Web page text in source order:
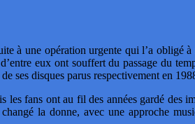
à une opération urgente qui l’a obligé
eux ont souffert du passage du
ses disques parus respectivement en
fans ont au fil des années gardé des
la donne, avec une approche